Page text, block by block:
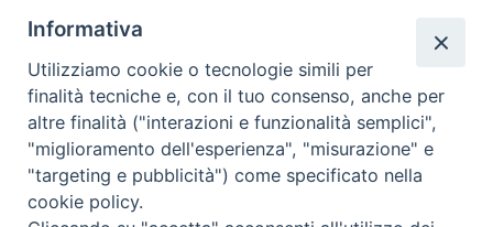
Centralino Curia Vescovile
0541 913711
Indirizzo
Informativa
Utilizziamo cookie o tecnologie simili per
finalità tecniche e, con il tuo consenso, anche per
altre finalità ("interazioni e funzionalità semplici",
"miglioramento dell'esperienza", "misurazione" e
"targeting e pubblicità") come specificato nella
cookie policy.